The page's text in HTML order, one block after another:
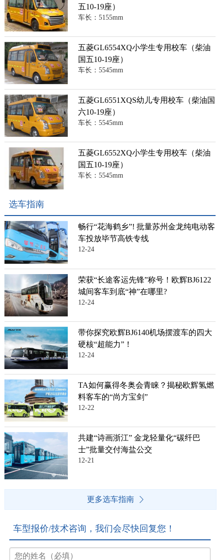
五10-19座）
车长：5155mm
五菱GL6554XQ小学生专用校车（柴油
国五10-19座）
车长：5545mm
五菱GL6551XQS幼儿专用校车（柴油国
六10-19座）
车长：5545mm
五菱GL6552XQ小学生专用校车（柴油
国五10-19座）
车长：5545mm
选车指南
畅行“花海鹤乡”! 批量苏州金龙纯电动客
车投放毕节高铁专线
12-24
荣获“长途客运先锋”称号！欧辉BJ6122
城间客车到底“神”在哪里?
12-24
带你探究欧辉BJ6140机场摆渡车的四大
硬核“超能力”！
12-24
TA如何赢得冬奥会青睐？揭秘欧辉氢燃
料客车的“尚方宝剑”
12-22
共建“诗画浙江” 金龙轻量化“碳纤巴
士”批量交付海盐公交
12-21
更多选车指南
车型报价/技术咨询，我们会尽快回复您！